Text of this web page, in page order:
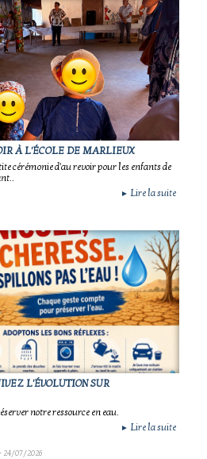
À L'ÉCOLE DE MARLIEUX
cérémonie d'au revoir pour les enfants de
► Lire la suite
L'ÉVOLUTION SUR
notre ressource en eau.
► Lire la suite
24/07/2026